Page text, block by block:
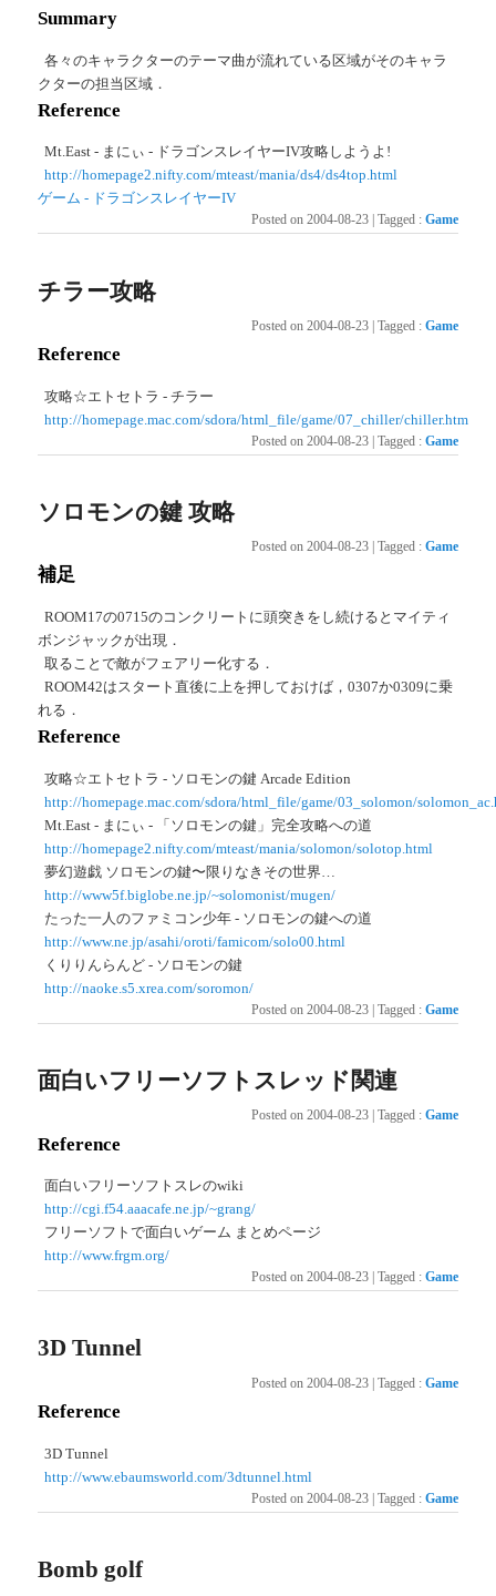
Summary
各々のキャラクターのテーマ曲が流れている区域がそのキャラ
クターの担当区域．
Reference
Mt.East - まにぃ - ドラゴンスレイヤーIV攻略しようよ!
http://homepage2.nifty.com/mteast/mania/ds4/ds4top.html
ゲーム - ドラゴンスレイヤーIV
Posted on 2004-08-23 Tagged : Game
チラー攻略
Posted on 2004-08-23 | Tagged : Game
Reference
攻略☆エトセトラ - チラー
http://homepage.mac.com/sdora/html_file/game/07_chiller/chiller.htm
Posted on 2004-08-23 | Tagged : Game
ソロモンの鍵 攻略
Posted on 2004-08-23 Tagged : Game
補足
ROOM17の0715のコンクリートに頭突きをし続けるとマイティ
ボンジャックが出現．
取ることで敵がフェアリー化する．
ROOM42はスタート直後に上を押しておけば，0307か0309に乗
れる．
Reference
攻略☆エトセトラ - ソロモンの鍵 Arcade Edition
http://homepage.mac.com/sdora/html_file/game/03_solomon/
Mt.East - まにぃ - 「ソロモンの鍵」完全攻略への道
http://homepage2.nifty.com/mteast/mania/solomon/solotop.html
夢幻遊戯 ソロモンの鍵〜限りなきその世界…
http://www5f.biglobe.ne.jp/~solomonist/mugen/
たった一人のファミコン少年 - ソロモンの鍵への道
http://www.ne.jp/asahi/oroti/famicom/solo00.html
くりりんらんど - ソロモンの鍵
http://naoke.s5.xrea.com/soromon/
Posted on 2004-08-23 | Tagged : Game
面白いフリーソフトスレッド関連
Posted on 2004-08-23 Tagged : Game
Reference
面白いフリーソフトスレのwiki
http://cgi.f54.aaacafe.ne.jp/~grang/
フリーソフトで面白いゲーム まとめページ
http://www.frgm.org/
Posted on 2004-08-23 Tagged : Game
3D Tunnel
Posted on 2004-08-23 | Tagged : Game
Reference
3D Tunnel
http://www.ebaumsworld.com/3dtunnel.html
Posted on 2004-08-23 | Tagged : Game
Bomb golf